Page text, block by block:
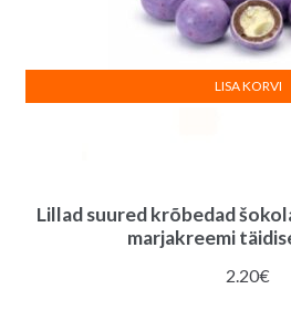
Lillad suured krõbedad
marjakreemi
2.20€
LISA KORVI